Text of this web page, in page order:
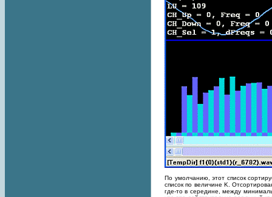
По умолчанию, этот список
список по величине K.
где-то в середине, между